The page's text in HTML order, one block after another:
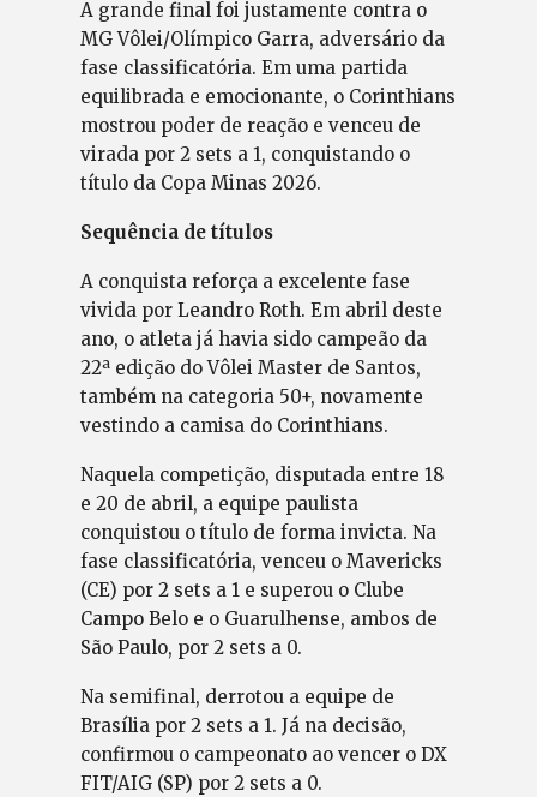
A grande final foi justamente contra o
MG Vôlei/Olímpico Garra, adversário da
fase classificatória. Em uma partida
equilibrada e emocionante, o Corinthians
mostrou poder de reação e venceu de
virada por 2 sets a 1, conquistando o
título da Copa Minas 2026.
Sequência de títulos
A conquista reforça a excelente fase
vivida por Leandro Roth. Em abril deste
ano, o atleta já havia sido campeão da
22ª edição do Vôlei Master de Santos,
também na categoria 50+, novamente
vestindo a camisa do Corinthians.
Naquela competição, disputada entre 18
e 20 de abril, a equipe paulista
conquistou o título de forma invicta. Na
fase classificatória, venceu o Mavericks
(CE) por 2 sets a 1 e superou o Clube
Campo Belo e o Guarulhense, ambos de
São Paulo, por 2 sets a 0.
Na semifinal, derrotou a equipe de
Brasília por 2 sets a 1. Já na decisão,
confirmou o campeonato ao vencer o DX
FIT/AIG (SP) por 2 sets a 0.